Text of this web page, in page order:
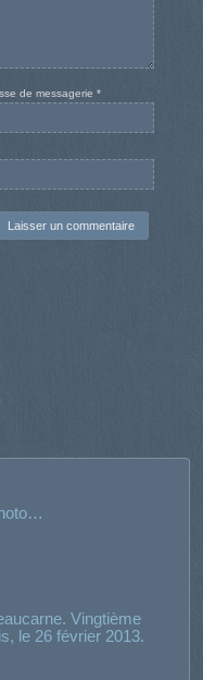
de messagerie *
Vingtième
le 26 février 2013.